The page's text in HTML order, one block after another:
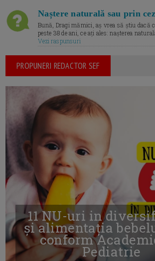
Naștere naturală sau prin
Bună, Dragi mămici, aș vrea să știu dacă
peste 38 de ani, ce ați ales: nașterea
Vezi raspunsuri
PROPUNERI REDACTOR SEF
11 NU-uri in
și alimentația
conform
Pediatrie